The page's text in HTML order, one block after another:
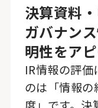
決算資料
ガバナン
明性をア
IR情報の評
のは「情報